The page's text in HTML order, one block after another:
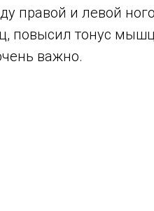
правой и левой
повысил тонус мышц
важно.